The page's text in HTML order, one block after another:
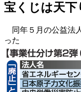
宝くじは天下
同年５月の公益法
った